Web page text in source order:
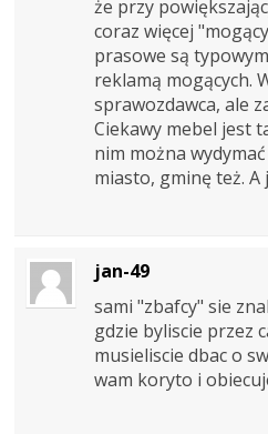
że przy
coraz więcej
prasowe są
reklamą mogących.
sprawozdawca, ale
Ciekawy mebel jest
nim można
miasto, gminę też. A
jan-49
sami "zbafcy" sie
gdzie byliscie przez
musieliscie dbac o
wam koryto i